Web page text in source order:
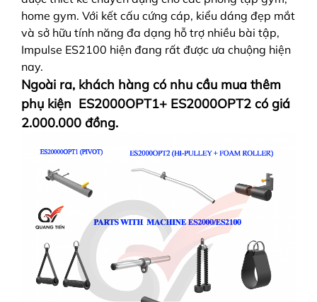
home gym. Với kết cấu cứng cáp, kiểu dáng đẹp mắt
và sở hữu tính năng đa dạng hỗ trợ nhiều bài tập,
Impulse ES2100 hiện đang rất được ưa chuộng hiện
nay.
Ngoài ra, khách hàng có nhu cầu mua thêm
phụ kiện ES2000OPT1+ ES2000OPT2 có giá
2.000.000 đồng.